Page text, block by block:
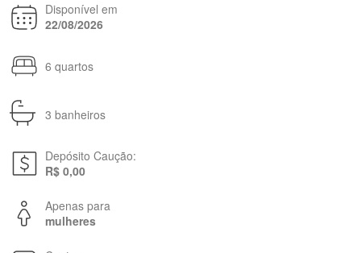
Disponível em
22/08/2026
6 quartos
3 banheiros
Depósito Caução:
R$ 0,00
Apenas para
mulheres